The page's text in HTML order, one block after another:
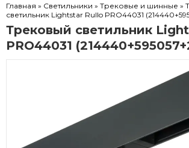
Главная » Светильники » Трековые и шинные »
светильник Lightstar Rullo PRO44031
Трековый светильник
PRO44031